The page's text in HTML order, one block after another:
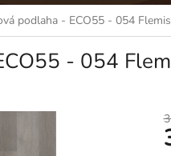
podlaha - ECO55 - 054
- 054